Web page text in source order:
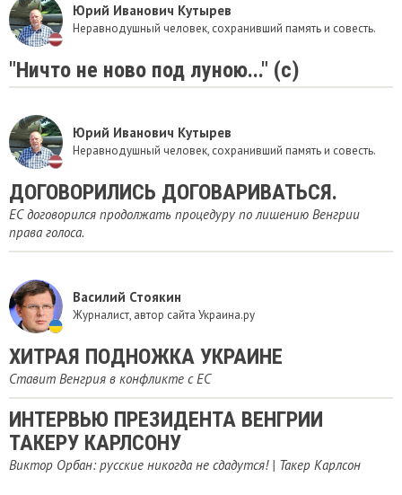
Юрий Иванович Кутырев
Неравнодушный человек, сохранивший память и совесть.
"Ничто не ново под луною..." (с)
Юрий Иванович Кутырев
Неравнодушный человек, сохранивший память и совесть.
ДОГОВОРИЛИСЬ ДОГОВАРИВАТЬСЯ.
ЕС договорился продолжать процедуру по лишению Венгрии
права голоса.
Василий Стоякин
Журналист, автор сайта Украина.ру
ХИТРАЯ ПОДНОЖКА УКРАИНЕ
Ставит Венгрия в конфликте с ЕС
ИНТЕРВЬЮ ПРЕЗИДЕНТА ВЕНГРИИ
ТАКЕРУ КАРЛСОНУ
Виктор Орбан: русские никогда не сдадутся! | Такер Карлсон